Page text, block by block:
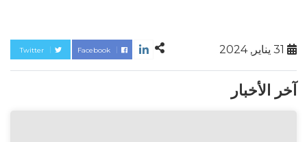
Twitter Facebook
آخر الأخبار